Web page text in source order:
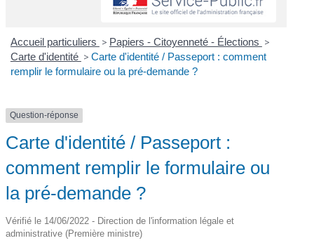
Accueil particuliers > Papiers - Citoyenneté - Élections >
Carte d'identité > Carte d'identité / Passeport : comment
remplir le formulaire ou la pré-demande ?
Question-réponse
Carte d'identité / Passeport :
comment remplir le formulaire ou
la pré-demande ?
Vérifié le 14/06/2022 - Direction de l'information légale et
administrative (Première ministre)